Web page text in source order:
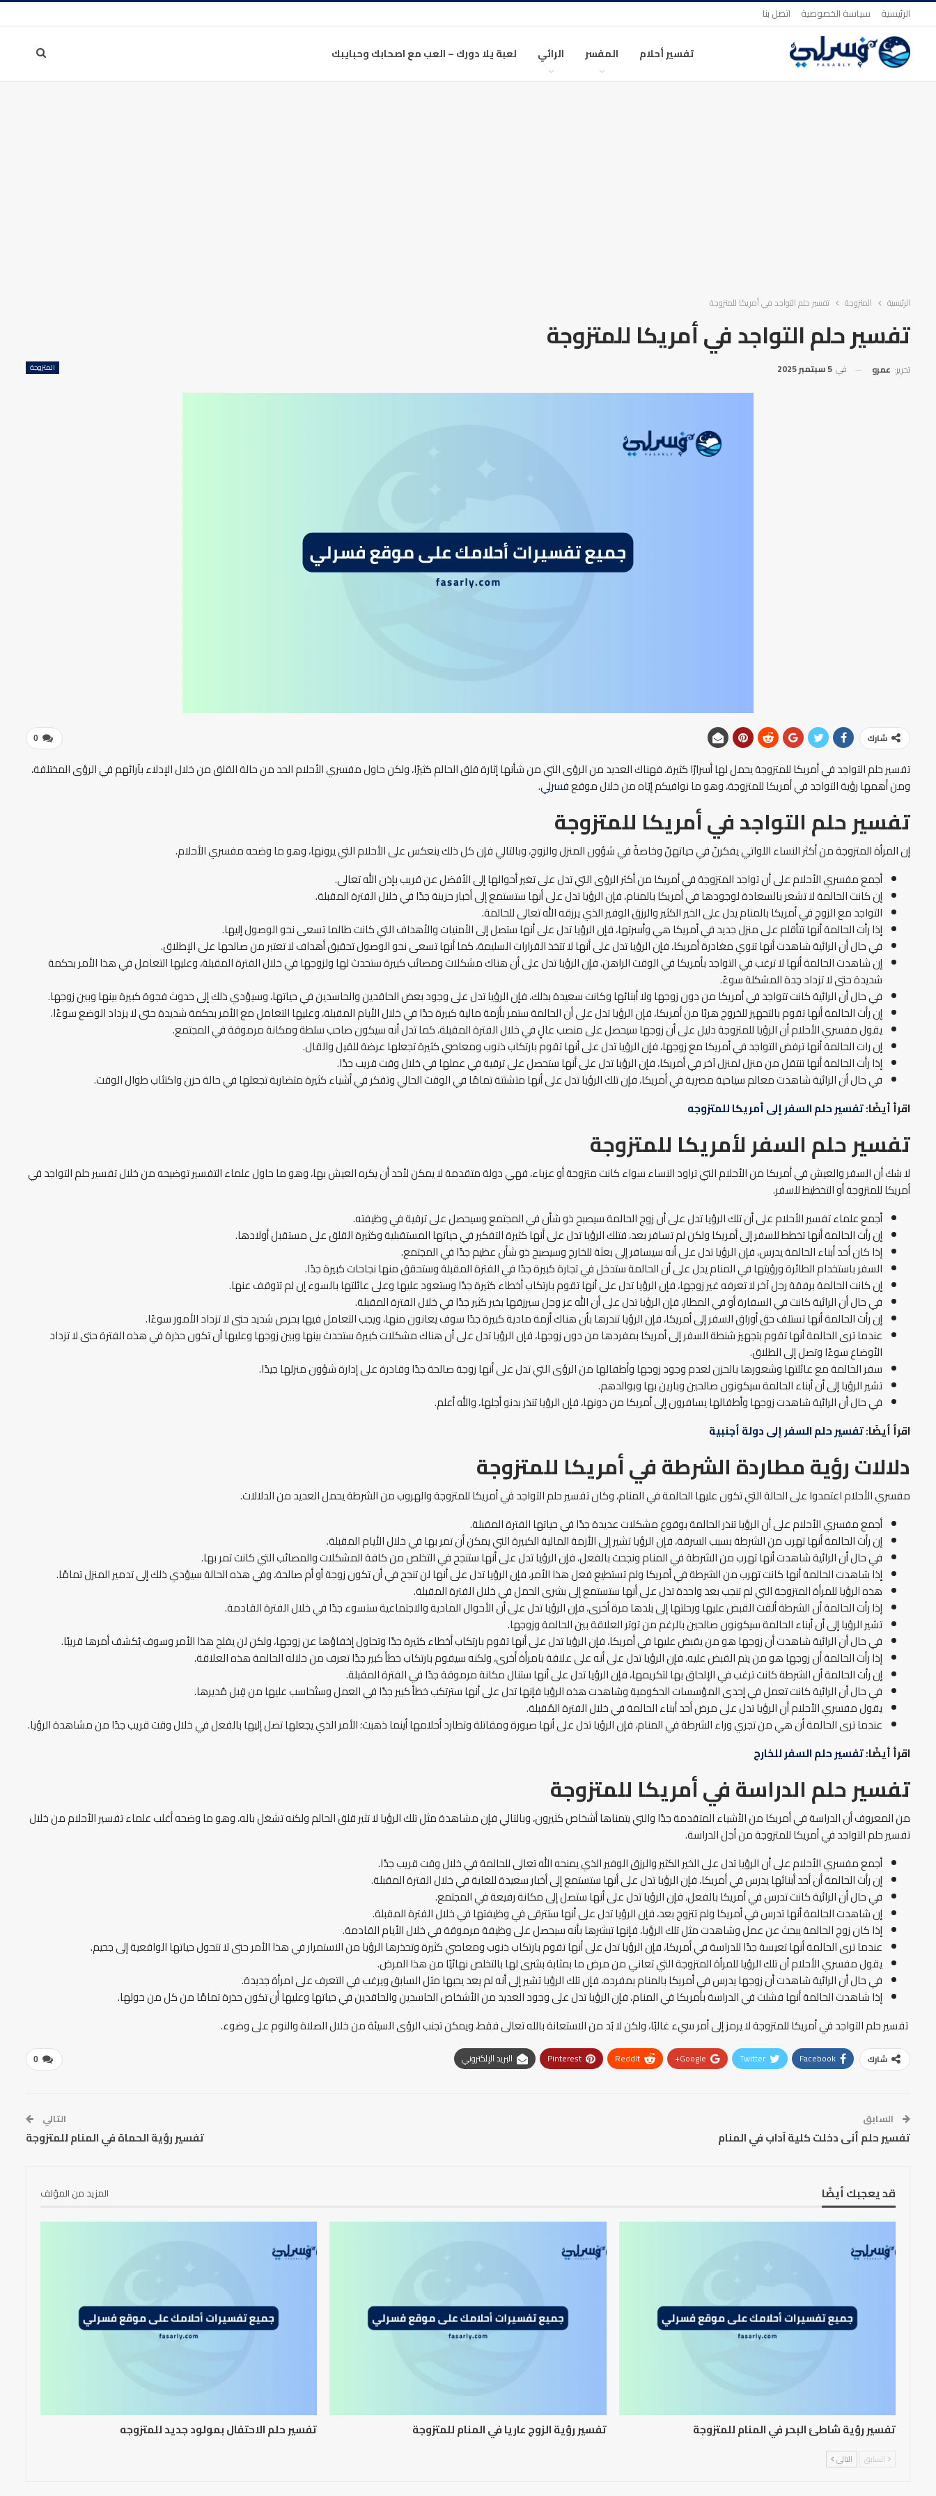
الرئيسية سياسة الخصوصية اتصل بنا
تفسير أحلام المفسر الرائي لعبة يلا دورك – العب مع اصحابك وحبايبك
الرئيسية المتزوجة تفسير حلم التواجد في أمريكا للمتزوجة
تفسير حلم التواجد في أمريكا للمتزوجة
المتزوجة تحرير: عمرو في 5 سبتمبر 2025
0 شارك
تفسير حلم التواجد في أمريكا للمتزوجة يحمل لها أسرارًا كثيرة، فهناك العديد من الرؤى التي من شأنها إثارة قلق الحالم كثيرًا، ولكن حاول مفسري الأحلام الحد من حالة القلق من خلال الإدلاء بآرائهم في الرؤى المختلفة،
ومن أهمها رؤية التواجد في أمريكا للمتزوجة، وهو ما نوافيكم إيّاه من خلال موقعفسرلي.
تفسير حلم التواجد في أمريكا للمتزوجة
إن المرأة المتزوجة من أكثر النساء اللواتي يفكرنّ في حياتهنّ وخاصةً في شؤون المنزل والزوج، وبالتالي فإن كل ذلك ينعكس على الأحلام التي يرونها، وهو ما وضحه مفسري الأحلام.
أجمع مفسري الأحلام على أن تواجد المتزوجة في أمريكا من أكثر الرؤى التي تدل على تغير أحوالها إلى الأفضل عن قريب بإذن الله تعالى.
إن كانت الحالمة لا تشعر بالسعادة لوجودها في أمريكا بالمنام، فإن الرؤيا تدل على أنها ستستمع إلى أخبار حزينة جدًا في خلال الفترة المقبلة.
التواجد مع الزوج في أمريكا بالمنام يدل على الخير الكثير والرزق الوفير الذي يرزقه الله تعالى للحالمة.
إذا رأت الحالمة أنها تتأقلم على منزل جديد في أمريكا هي وأسرتها، فإن الرؤيا تدل على أنها ستصل إلى الأمنيات والأهداف التي كانت طالما تسعى نحو الوصول إليها.
في حال أن الرائية شاهدت أنها تنوي مغادرة أمريكا، فإن الرؤيا تدل على أنها لا تتخذ القرارات السليمة، كما أنها تسعى نحو الوصول تحقيق أهداف لا تعتبر من صالحها على الإطلاق.
إن شاهدت الحالمة أنها لا ترغب في التواجد بأمريكا في الوقت الراهن، فإن الرؤيا تدل على أن هناك مشكلات ومصائب كبيرة ستحدث لها ولزوجها في خلال الفترة المقبلة، وعليها التعامل في هذا الأمر بحكمة
شديدة حتى لا تزداد حِدة المشكلة سوءً.
في حال أن الرائية كانت تتواجد في أمريكا من دون زوجها ولا أبنائها وكانت سعيدة بذلك، فإن الرؤيا تدل على وجود بعض الحاقدين والحاسدين في حياتها، وسيؤدي ذلك إلى حدوث فجوة كبيرة بينها وبين زوجها.
إن رأت الحالمة أنها تقوم بالتجهيز للخروج هربًا من أمريكا، فإن الرؤيا تدل على أن الحالمة ستمر بأزمة مالية كبيرة جدًا في خلال الأيام المقبلة، وعليها التعامل مع الأمر بحكمة شديدة حتى لا يزداد الوضع سوءًا.
يقول مفسري الأحلام أن الرؤيا للمتزوجة دليل على أن زوجها سيحصل على منصب عالٍ في خلال الفترة المقبلة، كما تدل أنه سيكون صاحب سلطة ومكانة مرموقة في المجتمع.
إن رات الحالمة أنها ترفض التواجد في أمريكا مع زوجها، فإن الرؤيا تدل على أنها تقوم بارتكاب ذنوب ومعاصي كثيرة تجعلها عرضة للقيل والقال.
إذا رأت الحالمة أنها تنتقل من منزل لمنزل آخر في أمريكا، فإن الرؤيا تدل على أنها ستحصل على ترقية في عملها في خلال وقت قريب جدًا.
في حال أن الرائية شاهدت معالم سياحية مصرية في أمريكا، فإن تلك الرؤيا تدل على أنها متشتتة تمامًا في الوقت الحالي وتفكر في أشياء كثيرة متضاربة تجعلها في حالة حزن واكتئاب طوال الوقت.
اقرأ أيضًا:تفسير حلم السفر إلى أمريكا للمتزوجه
تفسير حلم السفر لأمريكا للمتزوجة
لا شك أن السفر والعيش في أمريكا من الأحلام التي تراود النساء سواء كانت متزوجة أو عزباء، فهي دولة متقدمة لا يمكن لأحد أن يكره العيش بها، وهو ما حاول علماء التفسير توضيحه من خلال تفسير حلم التواجد في
أمريكا للمتزوجة أو التخطيط للسفر.
أجمع علماء تفسير الأحلام على أن تلك الرؤيا تدل على أن زوج الحالمة سيصبح ذو شأن في المجتمع وسيحصل على ترقية في وظيفته.
إن رأت الحالمة أنها تخطط للسفر إلى أمريكا ولكن لم تسافر بعد، فتلك الرؤيا تدل على أنها كثيرة التفكير في حياتها المستقبلية وكثيرة القلق على مستقبل أولادها.
إذا كان أحد أبناء الحالمة يدرس، فإن الرؤيا تدل على أنه سيسافر إلى بعثة للخارج وسيصبح ذو شأن عظيم جدًا في المجتمع.
السفر باستخدام الطائرة ورؤيتها في المنام يدل على أن الحالمة ستدخل في تجارة كبيرة جدًا في الفترة المقبلة وستحقق منها نجاحات كبيرة جدًا.
إن كانت الحالمة برفقة رجل آخر لا تعرفه غير زوجها، فإن الرؤيا تدل على أنها تقوم بارتكاب أخطاء كثيرة جدًا وستعود عليها وعلى عائلتها بالسوء إن لم تتوقف عنها.
في حال أن الرائية كانت في السفارة أو في المطار، فإن الرؤيا تدل على أن الله عز وجل سيرزقها بخير كثير جدًا في خلال الفترة المقبلة.
إن رأت الحالمة أنها تستلف حق أوراق السفر إلى أمريكا، فإن الرؤيا تندرها بأن هناك أزمة مادية كبيرة جدًا سوف يعانون منها، ويجب التعامل فيها بحرص شديد حتى لا تزداد الأمور سوءًا.
عندما ترى الحالمة أنها تقوم بتجهيز شنطة السفر إلى أمريكا بمفردها من دون زوجها، فإن الرؤيا تدل على أن هناك مشكلات كبيرة ستحدث بينها وبين زوجها وعليها أن تكون حذرة في هذه الفترة حتى لا تزداد
الأوضاع سوءًا وتصل إلى الطلاق.
سفر الحالمة مع عائلتها وشعورها بالحزن لعدم وجود زوجها وأطفالها من الرؤى التي تدل على أنها زوجة صالحة جدًا وقادرة على إدارة شؤون منزلها جيدًا.
تشير الرؤيا إلى أن أبناء الحالمة سيكونون صالحين وبارين بها وبوالدهم.
في حال أن الرائية شاهدت زوجها وأطفالها يسافرون إلى أمريكا من دونها، فإن الرؤيا تنذر بدنو أجلها، والله أعلم.
اقرأ أيضًا:تفسير حلم السفر إلى دولة أجنبية
دلالات رؤية مطاردة الشرطة في أمريكا للمتزوجة
مفسري الأحلام اعتمدوا على الحالة التي تكون عليها الحالمة في المنام، وكان تفسير حلم التواجد في أمريكا للمتزوجة والهروب من الشرطة يحمل العديد من الدلالات.
أجمع مفسري الأحلام على أن الرؤيا تنذر الحالمة بوقوع مشكلات عديدة جدًا في حياتها الفترة المقبلة.
إن رأت الحالمة أنها تهرب من الشرطة بسبب السرقة، فإن الرؤيا تشير إلى الأزمة المالية الكبيرة التي يمكن أن تمر بها في خلال الأيام المقبلة.
في حال أن الرائية شاهدت أنها تهرب من الشرطة في المنام ونجحت بالفعل، فإن الرؤيا تدل على أنها ستنجح في التخلص من كافة المشكلات والمصائب التي كانت تمر بها.
إذا شاهدت الحالمة أنها كانت تهرب من الشرطة في أمريكا ولم تستطيع فعل هذا الأمر، فإن الرؤيا تدل على أنها لن تنجح في أن تكون زوجة أو أم صالحة، وفي هذه الحالة سيؤدي ذلك إلى تدمير المنزل تمامًا.
هذه الرؤيا للمرأة المتزوجة التي لم تنجب بعد واحدة تدل على أنها ستستمع إلى بشرى الحمل في خلال الفترة المقبلة.
إذا رأت الحالمة أن الشرطة ألقت القبض عليها ورحلتها إلى بلدها مرة أخرى، فإن الرؤيا تدل على أن الأحوال المادية والاجتماعية ستسوء جدًا في خلال الفترة القادمة.
تشير الرؤيا إلى أن أبناء الحالمة سيكونون صالحين بالرغم من توتر العلاقة بين الحالمة وزوجها.
في حال أن الرائية شاهدت أن زوجها هو من يقبض عليها في أمريكا، فإن الرؤيا تدل على أنها تقوم بارتكاب أخطاء كثيرة جدًا وتحاول إخفاؤها عن زوجها، ولكن لن يفلح هذا الأمر وسوف يُكشف أمرها قريبًا.
إذا رأت الحالمة أن زوجها هو من يتم القبض عليه، فإن الرؤيا تدل على أنه على علاقة بامرأة أخرى، ولكنه سيقوم بارتكاب خطأ كبير جدًا تعرف من خلاله الحالمة هذه العلاقة.
إن رأت الحالمة أن الشرطة كانت ترغب في الإلحاق بها لتكريمها، فإن الرؤيا تدل على أنها ستنال مكانة مرموقة جدًا في الفترة المقبلة.
في حال أن الرائية كانت تعمل في إحدى المؤسسات الحكومية وشاهدت هذه الرؤيا فإنها تدل على أنها سترتكب خطأ كبير جدًا في العمل وستُحاسب عليها من قِبل مُديرها.
يقول مفسري الأحلام أن الرؤيا تدل على مرض أحد أبناء الحالمة في خلال الفترة المُقبلة.
عندما ترى الحالمة أن هي من تجري وراء الشرطة في المنام، فإن الرؤيا تدل على أنها صبورة ومقاتلة وتطارد أحلامها أينما ذهبت؛ الأمر الذي يجعلها تصل إليها بالفعل في خلال وقت قريب جدًا من مشاهدة الرؤيا.
اقرأ أيضًا:تفسير حلم السفر للخارج
تفسير حلم الدراسة في أمريكا للمتزوجة
من المعروف أن الدراسة في أمريكا من الأشياء المتقدمة جدًا والتي يتمناها أشخاص كثيرون، وبالتالي فإن مشاهدة مثل تلك الرؤيا لا تثير قلق الحالم ولكنه تشغل باله، وهو ما وضحه أغلب علماء تفسير الأحلام من خلال
تفسير حلم التواجد في أمريكا للمتزوجة من أجل الدراسة.
أجمع مفسري الأحلام على أن الرؤيا تدل على الخير الكثير والرزق الوفير الذي يمنحه الله تعالى للحالمة في خلال وقت قريب جدًا.
إن رأت الحالمة أن أحد أبنائها يدرس في أمريكا، فإن الرؤيا تدل على أنها ستستمع إلى أخبار سعيدة للغاية في خلال الفترة المقبلة.
في حال أن الرائية كانت تدرس في أمريكا بالفعل، فإن الرؤيا تدل على أنها ستصل إلى مكانة رفيعة في المجتمع.
إن شاهدت الحالمة أنها تدرس في أمريكا ولم تتزوج بعد، فإن الرؤيا تدل على أنها ستترقى في وظيفتها في خلال الفترة المقبلة.
إذا كان زوج الحالمة يبحث عن عمل وشاهدت مثل تلك الرؤيا، فإنها تبشرها بأنه سيحصل على وظيفة مرموقة في خلال الأيام القادمة.
عندما ترى الحالمة أنها تعيسة جدًا للدراسة في أمريكا، فإن الرؤيا تدل على أنها تقوم بارتكاب ذنوب ومعاصي كثيرة وتحذرها الرؤيا من الاستمرار في هذا الأمر حتى لا تتحول حياتها الواقعية إلى جحيم.
يقول مفسري الأحلام أن تلك الرؤيا للمرأة المتزوجة التي تعاني من مرض ما بمثابة بشرى لها بالتخلص نهائيًا من هذا المرض.
في حال أن الرائية شاهدت أن زوجها يدرس في أمريكا بالمنام بمفرده، فإن تلك الرؤيا تشير إلى أنه لم يعد يحبها مثل السابق ويرغب في التعرف على امرأة جديدة.
إذا شاهدت الحالمة أنها فشلت في الدراسة بأمريكا في المنام، فإن الرؤيا تدل على وجود العديد من الأشخاص الحاسدين والحاقدين في حياتها وعليها أن تكون حذرة تمامًا من كل من حولها.
تفسير حلم التواجد في أمريكا للمتزوجة لا يرمز إلى أمر سيء غالبًا، ولكن لا بُد من الاستعانة بالله تعالى فقط، ويمكن تجنب الرؤى السيئة من خلال الصلاة والنوم على وضوء.
0 شارك Facebook
Twitter
Google+
ReddIt
Pinterest البريد الإلكتروني
السابق
تفسير حلم أنى دخلت كلية آداب في المنام
التالي
تفسير رؤية الحماة في المنام للمتزوجة
قد يعجبك أيضًا المزيد من المؤلف
تفسير رؤية شاطئ البحر في المنام للمتزوجة تفسير رؤية الزوج عاريا في المنام للمتزوجة تفسير حلم الاحتفال بمولود جديد للمتزوجه
السابق التالي